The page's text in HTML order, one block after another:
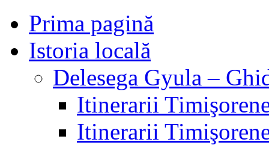
Prima pagină
Istoria locală
Delesega Gyula –
Itinerarii
Itinerarii